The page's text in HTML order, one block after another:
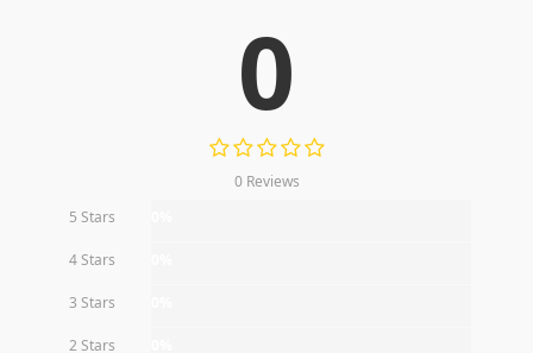
0
0 Reviews
5 Stars
4 Stars
3 Stars
2 Stars